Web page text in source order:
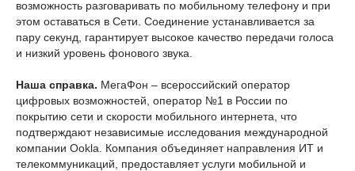
возможность разговаривать по мобильному телефону и при
этом оставаться в Сети. Соединение устанавливается за
пару секунд, гарантирует высокое качество передачи голоса
и низкий уровень фонового звука.
Наша справка. МегаФон – всероссийский оператор
цифровых возможностей, оператор №1 в России по
покрытию сети и скорости мобильного интернета, что
подтверждают независимые исследования международной
компании Ookla. Компания объединяет направления ИТ и
телекоммуникаций, предоставляет услуги мобильной и